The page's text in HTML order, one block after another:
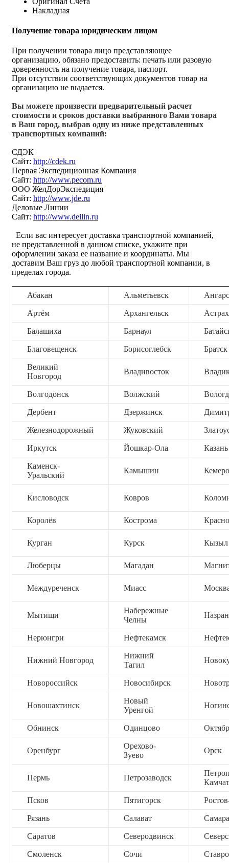
Накладная
Получение товара юридическим лицом
При получении товара лицо представляющее
организацию, обязано предоставить: печать или разовую
доверенность на получение товара, паспорт.
При отсутствии соответствующих документов товар на
организацию не выдается.
Вы можете произвести предварительный расчет
стоимости и сроков доставки выбранного Вами товара
в Ваш город, выбрав одну из ниже представленных
транспортных компаний:
СДЭК
Сайт: http://cdek.ru
Первая Экспедиционная Компания
Сайт: http://www.pecom.ru
ООО ЖелДорЭкспедиция
Сайт: http://www.jde.ru
Деловые Линии
Сайт: http://www.dellin.ru
Если вас интересует доставка транспортной компанией,
не представленной в данном списке, укажите при
оформлении заказа ее название и координаты. Мы
доставим Ваш груз до любой транспортной компании, в
пределах города.
Абакан Альметьевск
Артём Архангельск
Балашиха Барнаул
Благовещенск Борисоглебск Братск
Великий
Новгород
Владивосток
Волгодонск Волжский
Дербент Дзержинск
Железнодорожный Жуковский
Иркутск Йошкар-Ола Казань
Каменск-
Уральский
Камышин
Кисловодск Ковров
Королёв Кострома
Курган Курск Кызыл
Люберцы Магадан
Междуреченск Миасс
Мытищи
Набережные
Челны
Нерюнгри Нефтекамск
Нижний Новгород
Нижний
Тагил
Новороссийск Новосибирск
Новошахтинск
Новый
Уренгой
Обнинск Одинцово
Оренбург
Орехово-
Зуево
Орск
Пермь Петрозаводск
Псков Пятигорск
Рязань Салават Самара
Саратов Северодвинск
Смоленск Сочи